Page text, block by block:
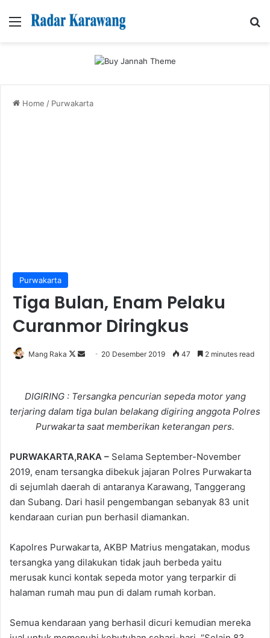
Menu
Home / Purwakarta
Purwakarta
Tiga Bulan, Enam Pelaku
Curanmor Diringkus
Mang Raka
Follow
Send 20 Desember 2019 47 2 minutes read
DIGIRING : Tersangka pencurian sepeda motor yang
terjaring dalam tiga bulan belakang digiring anggota Polres
Purwakarta saat memberikan keterangan pers.
PURWAKARTA,RAKA – Selama September-November
2019, enam tersangka dibekuk jajaran Polres Purwakarta
di sejumlah daerah di antaranya Karawang, Tanggerang
dan Subang. Dari hasil pengembangan sebanyak 83 unit
kendaraan curian pun berhasil diamankan.
Kapolres Purwakarta, AKBP Matrius mengatakan, modus
tersangka yang dilakukan tidak jauh berbeda yaitu
merusak kunci kontak sepeda motor yang terparkir di
halaman rumah mau pun di dalam rumah korban.
Semua kendaraan yang berhasil dicuri kemudian mereka